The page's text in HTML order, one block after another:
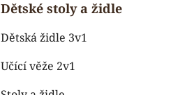
Dětské stoly a židle
Dětská židle 3v1
Učící věže 2v1